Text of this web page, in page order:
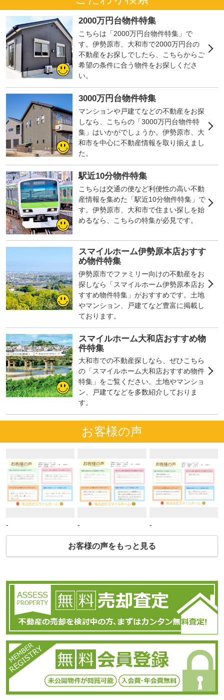
2000万円台物件特集
こちらは「2000万円台物件特集」で
す。伊勢原市、大和市で2000万円台の
不動産をお探しでしたら、こちらからご
希望の条件に合う物件をお探しくださ
い。
3000万円台物件特集
マンションや戸建てなどの不動産をお探
しなら、こちらの「3000万円台物件特
集」はいかがでしょうか。伊勢原市、大
和市を中心に不動産情報を取り揃えまし
た。
駅近10分物件特集
こちらは交通の便など利便性の高い不動
産情報を集めた「駅近10分物件特集」で
す。伊勢原市、大和市で住まい探しを始
めるなら、こちらの特集が必見です。
スマイルホーム伊勢原本店おすす
め物件特集
伊勢原市でファミリー向けの不動産をお
探しなら「スマイルホーム伊勢原本店お
すすめ物件特集」がおすすめです。土地
やマンション、戸建てなど豊富に掲載し
ております。
スマイルホーム大和店おすすめ物
件特集
大和市での不動産探しなら、ぜひこちら
の「スマイルホーム大和店おすすめ物件
特集」をご覧ください。土地やマンショ
ン、戸建てなどを多数紹介しておりま
す。
お客様の声
- - -
お客様の声をもっと見る